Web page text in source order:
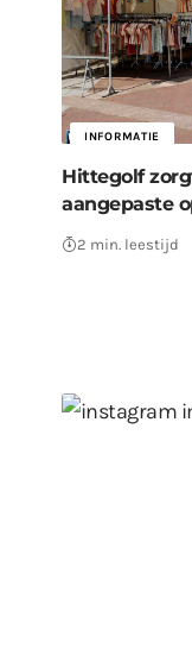
INFORMATIE
Hittegolf
aangepaste
2 min. leestijd